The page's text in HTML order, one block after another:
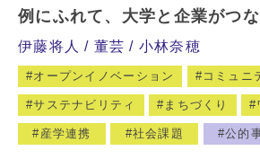
例にふれて、大学と企業がつ
伊藤将人 董芸 小林奈穂
オープンイノベーション コミュニ
サステナビリティ まちづくり
産学連携 社会課題 公的